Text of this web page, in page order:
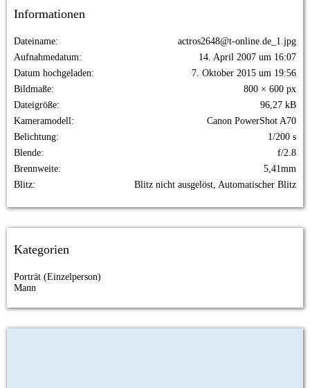
Informationen
Dateiname
actros2648@t-online.de_1.jpg
Aufnahmedatum
14. April 2007 um 16:07
Datum hochgeladen
7. Oktober 2015 um 19:56
Bildmaße
800 × 600 px
Dateigröße
96,27 kB
Kameramodell
Canon PowerShot A70
Belichtung
1/200 s
Blende
f/2.8
Brennweite
5,41mm
Blitz
Blitz nicht ausgelöst, Automatischer Blitz
Kategorien
Porträt (Einzelperson)
Mann